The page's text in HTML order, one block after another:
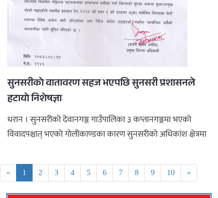
सुनसरीकाे वातावरण सहज भएपछि सुनसरी प्रशासनले
हटायाे निशेषज्ञा
धरान । सुनसरीकाे देवानगञ्ज गाउँपालिका ३ कप्तानगञ्जमा भएकाे
विवादपश्चात् भएकाे गाेलीकाण्डका कारण सुनसरीकाे अधिकांश क्षेत्रमा
« 1 2 3 4 5 6 7 8 9 10 »